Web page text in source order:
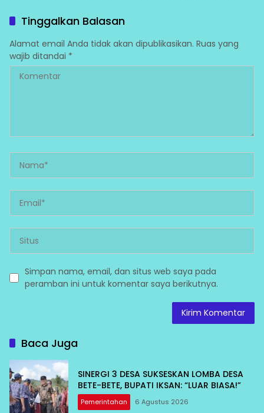
Tinggalkan Balasan
Alamat email Anda tidak akan dipublikasikan. Ruas yang
wajib ditandai *
Simpan nama, email, dan situs web saya pada
peramban ini untuk komentar saya berikutnya.
Baca Juga
SINERGI 3 DESA SUKSESKAN LOMBA DESA
BETE-BETE, BUPATI IKSAN: “LUAR BIASA!”
Pemerintahan 6 Agustus 2026